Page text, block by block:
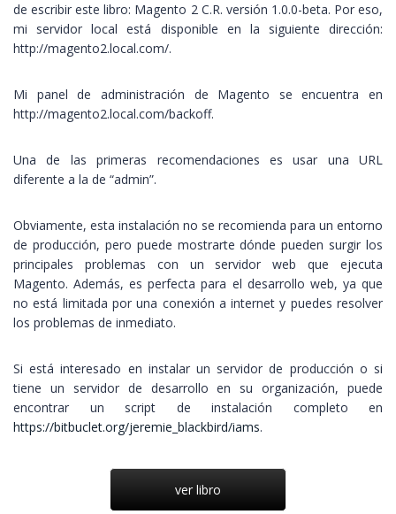
de escribir este libro: Magento 2 C.R. versión 1.0.0-beta. Por eso,
mi servidor local está disponible en la siguiente dirección:
http://magento2.local.com/.
Mi panel de administración de Magento se encuentra en
http://magento2.local.com/backoff.
Una de las primeras recomendaciones es usar una URL
diferente a la de “admin”.
Obviamente, esta instalación no se recomienda para un entorno
de producción, pero puede mostrarte dónde pueden surgir los
principales problemas con un servidor web que ejecuta
Magento. Además, es perfecta para el desarrollo web, ya que
no está limitada por una conexión a internet y puedes resolver
los problemas de inmediato.
Si está interesado en instalar un servidor de producción o si
tiene un servidor de desarrollo en su organización, puede
encontrar un script de instalación completo en
https://bitbuclet.org/jeremie_blackbird/iams.
ver libro